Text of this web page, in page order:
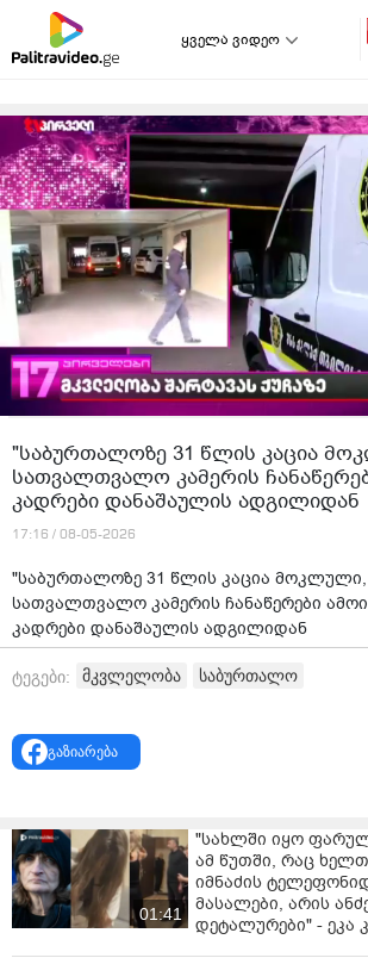
ყველა ვიდეო
"საბურთალოზე 31 წლის კაცია
სათვალთვალო კამერის
კადრები დანაშაულის ადგილიდან
17:16 / 08-05-2026
"საბურთალოზე 31 წლის კაცია მოკლული,
სათვალთვალო კამერის ჩანაწერები
კადრები დანაშაულის ადგილიდან
ვიდეო: "TV პირველი"
ტეგები: მკვლელობა საბურთალო
გაზიარება
01:41
"სახლში იყო
ამ წუთში, რაც ხელთ
იმნაძის
მასალები, არის
დეტალურები" - ეკა